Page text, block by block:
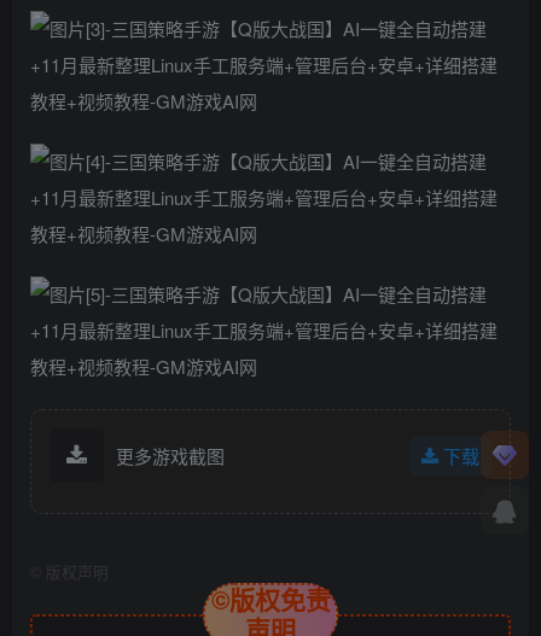
更多游戏截图 下载
版权声明
©版权免责